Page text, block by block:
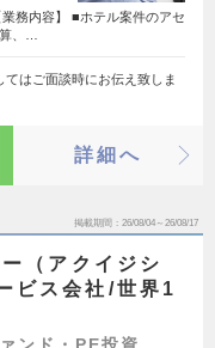
務内容】 ■ホテル案件のアセ
、…
はご面談時にお伝え致しま
詳細へ
掲載期間 26/08/04～26/08/17
（アクイジシ
ビス会社/世界1